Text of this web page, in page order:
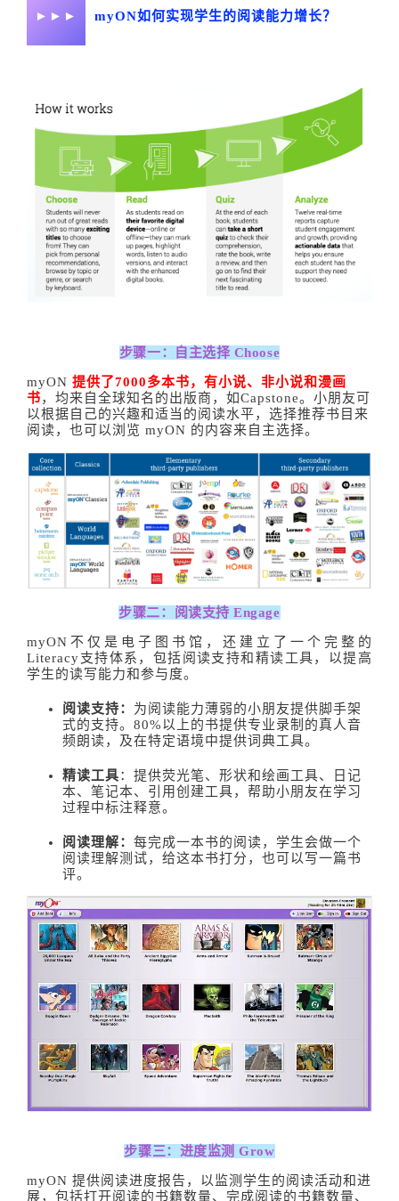
►►► myON如何实现学生的阅读能力增长？
步骤一：自主选择 Choose
myON提供了7000多本书，有小说、非小说和漫画
书，均来自全球知名的出版商，如Capstone。小朋友可
以根据自己的兴趣和适当的阅读水平，选择推荐书目来
阅读，也可以浏览 myON 的内容来自主选择。
步骤二：阅读支持Engage
myON不仅是电子图书馆，还建立了一个完整的
Literacy支持体系，包括阅读支持和精读工具，以提高
学生的读写能力和参与度。
阅读支持： 为阅读能力薄弱的小朋友提供脚手架
式的支持。80%以上的书提供专业录制的真人音
频朗读，及在特定语境中提供词典工具。
精读工具：提供荧光笔、形状和绘画工具、日记
本、笔记本、引用创建工具，帮助小朋友在学习
过程中标注释意。
阅读理解：每完成一本书的阅读，学生会做一个
阅读理解测试，给这本书打分，也可以写一篇书
评。
步骤三：进度监测 Grow
myON 提供阅读进度报告，以监测学生的阅读活动和进
展，包括打开阅读的书籍数量、完成阅读的书籍数量、